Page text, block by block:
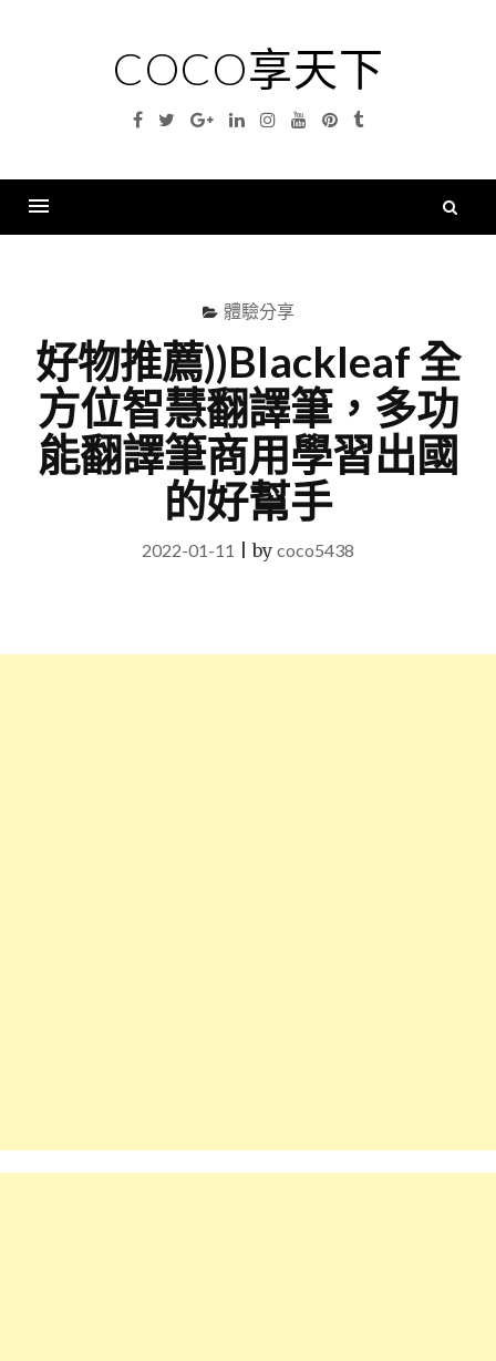
COCO享天下
Facebook
TwitterGoogleLinkedinInstagramYouTubePinterest
Tumblr
體驗分享
好物推薦))Blackleaf 全
方位智慧翻譯筆，多功
能翻譯筆商用學習出國
的好幫手
2022-01-11 |by coco5438